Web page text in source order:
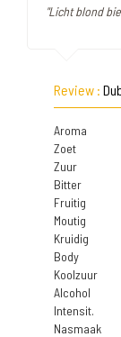
"Licht blond
Review :
Aroma
Zoet
Zuur
Bitter
Fruitig
Moutig
Kruidig
Body
Koolzuur
Alcohol
Intensit.
Nasmaak